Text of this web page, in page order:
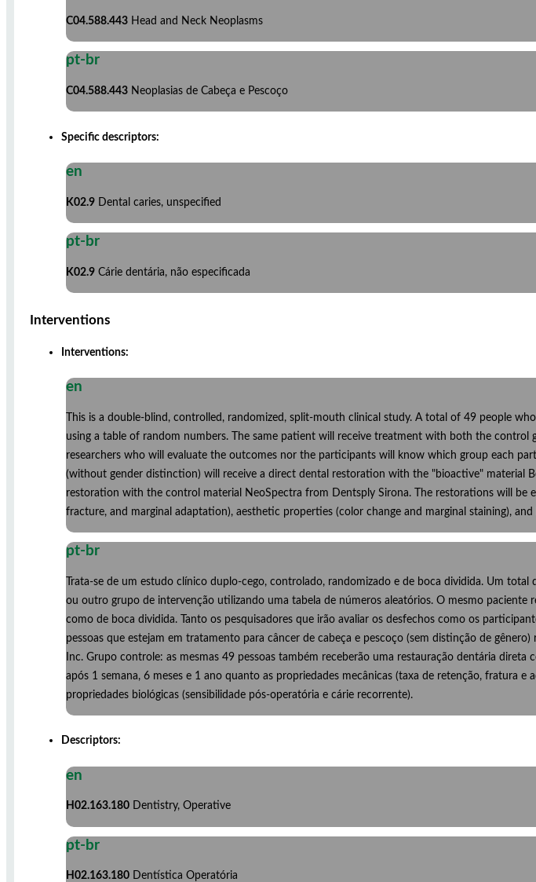
C04.588.443 Head and Neck Neoplasms
pt-br
C04.588.443 Neoplasias de Cabeça e Pescoço
Specific descriptors:
en
K02.9 Dental caries, unspecified
pt-br
K02.9 Cárie dentária, não especificada
Interventions
Interventions:
en
This is a double-blind, controlled, randomized, split-mouth clinical study. A total of 49 people
using a table of random numbers. The same patient will receive treatment with both the
researchers who will evaluate the outcomes nor the participants will know which group each
(without gender distinction) will receive a direct dental restoration with the "bioactive" material
restoration with the control material NeoSpectra from Dentsply Sirona. The restorations will
fracture, and marginal adaptation), aesthetic properties (color change and marginal staining),
pt-br
Trata-se de um estudo clínico duplo-cego, controlado, randomizado e de boca dividida. Um
ou outro grupo de intervenção utilizando uma tabela de números aleatórios. O mesmo
como de boca dividida. Tanto os pesquisadores que irão avaliar os desfechos como os
pessoas que estejam em tratamento para câncer de cabeça e pescoço (sem distinção de
Inc. Grupo controle: as mesmas 49 pessoas também receberão uma restauração dentária
após 1 semana, 6 meses e 1 ano quanto as propriedades mecânicas (taxa de retenção, fratura
propriedades biológicas (sensibilidade pós-operatória e cárie recorrente).
Descriptors:
en
H02.163.180 Dentistry, Operative
pt-br
H02.163.180 Dentística Operatória